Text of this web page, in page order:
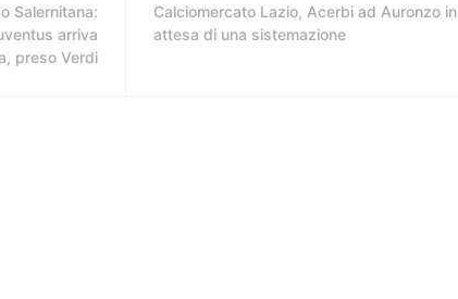
Salernitana:
arriva
preso Verdi
Calciomercato Lazio, Acerbi ad Auronzo in
attesa di una sistemazione